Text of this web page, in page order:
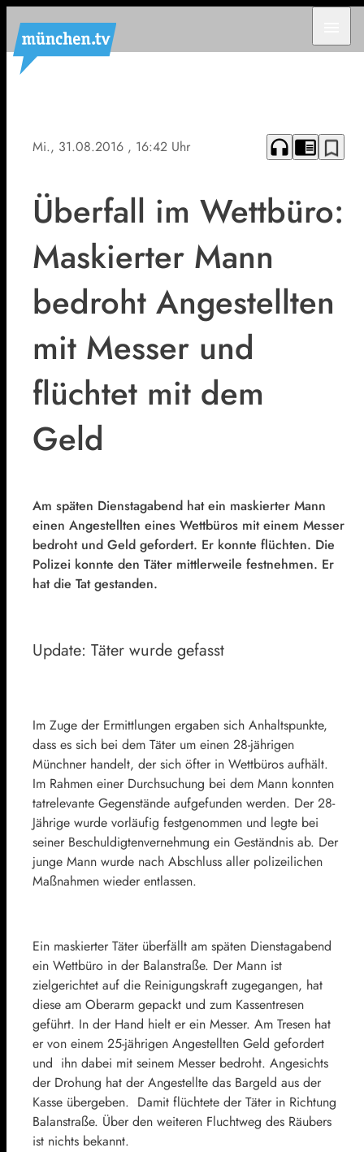
Mi., 31.08.2016 , 16:42 Uhr headphones chrome_reader_mode bookmark_border
Überfall im Wettbüro:
Maskierter Mann
bedroht Angestellten
mit Messer und
flüchtet mit dem
Geld
Am späten Dienstagabend hat ein maskierter Mann
einen Angestellten eines Wettbüros mit einem Messer
bedroht und Geld gefordert. Er konnte flüchten. Die
Polizei konnte den Täter mittlerweile festnehmen. Er
hat die Tat gestanden.
Update: Täter wurde gefasst
Im Zuge der Ermittlungen ergaben sich Anhaltspunkte,
dass es sich bei dem Täter um einen 28-jährigen
Münchner handelt, der sich öfter in Wettbüros aufhält.
Im Rahmen einer Durchsuchung bei dem Mann konnten
tatrelevante Gegenstände aufgefunden werden. Der 28-
Jährige wurde vorläufig festgenommen und legte bei
seiner Beschuldigtenvernehmung ein Geständnis ab. Der
junge Mann wurde nach Abschluss aller polizeilichen
Maßnahmen wieder entlassen.
Ein maskierter Täter überfällt am späten Dienstagabend
ein Wettbüro in der Balanstraße. Der Mann ist
zielgerichtet auf die Reinigungskraft zugegangen, hat
diese am Oberarm gepackt und zum Kassentresen
geführt. In der Hand hielt er ein Messer. Am Tresen hat
er von einem 25-jährigen Angestellten Geld gefordert
und ihn dabei mit seinem Messer bedroht. Angesichts
der Drohung hat der Angestellte das Bargeld aus der
Kasse übergeben. Damit flüchtete der Täter in Richtung
Balanstraße. Über den weiteren Fluchtweg des Räubers
ist nichts bekannt.